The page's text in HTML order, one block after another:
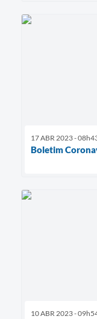
17 ABR 2023 -
Boletim
10 ABR 2023 -